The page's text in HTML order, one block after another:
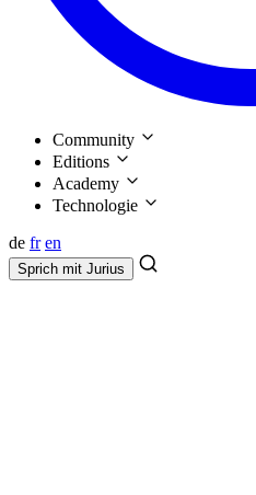
Community
Editions
Academy
Technologie
de fr en
Sprich mit Jurius